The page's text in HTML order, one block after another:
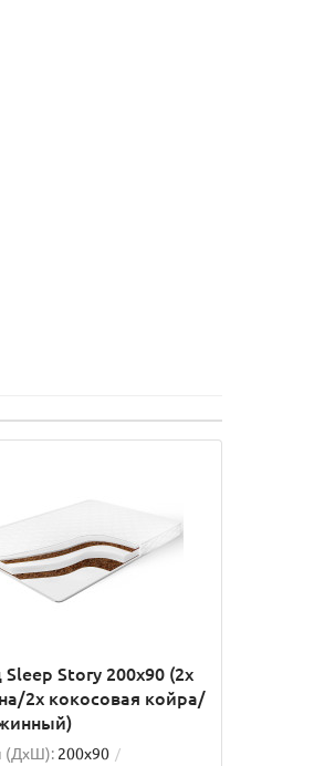
Story 200x90 (2x
2x кокосовая койра/
(ДxШ): 200x90